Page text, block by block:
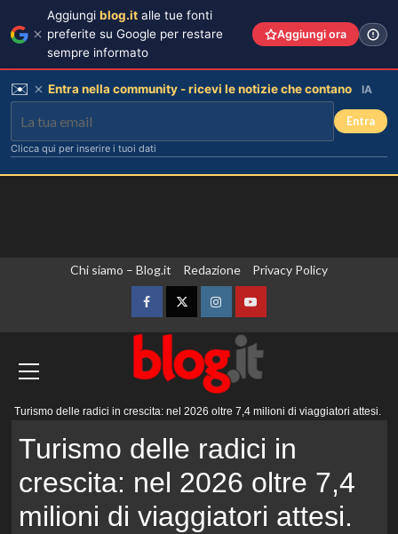
Chi siamo – Blog.it Redazione Privacy Policy
FacebookTwitterInstagramYouTube
Turismo delle radici in crescita: nel 2026 oltre 7,4 milioni di viaggiatori attesi.
Turismo delle radici in
crescita: nel 2026 oltre 7,4
milioni di viaggiatori attesi.
Aggiungi blog.it alle tue fonti
preferite su Google per restare
sempre informato
Aggiungi ora
✉️ Entra nella community - ricevi le notizie che contano IA
Entra
Clicca qui per inserire i tuoi dati